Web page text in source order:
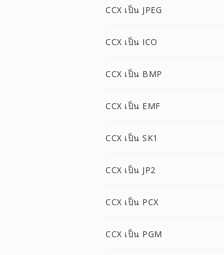
CCX เป็น JPEG
CCX เป็น ICO
CCX เป็น BMP
CCX เป็น EMF
CCX เป็น SK1
CCX เป็น JP2
CCX เป็น PCX
CCX เป็น PGM